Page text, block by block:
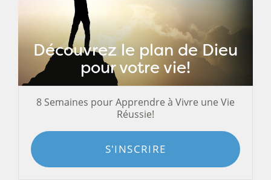
Découvrez le plan de Dieu
pour votre vie!
8 Semaines pour Apprendre à Vivre une Vie
Réussie!
S'INSCRIRE